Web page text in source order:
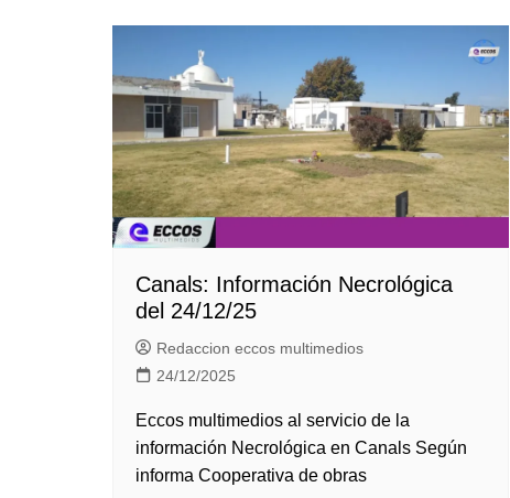
Canals: Información Necrológica
del 24/12/25
Redaccion eccos multimedios
24/12/2025
Eccos multimedios al servicio de la
información Necrológica en Canals Según
informa Cooperativa de obras